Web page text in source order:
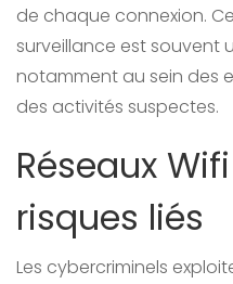
de chaque connexion.
surveillance est souvent
notamment au sein des
des activités suspectes.
Réseaux
risques liés
Les cybercriminels